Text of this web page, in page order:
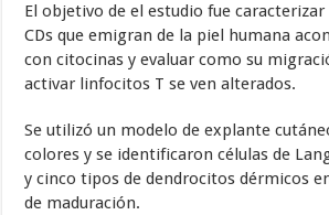
El objetivo de el estudio fue
CDs que emigran de la piel humana
con citocinas y evaluar como su
activar linfocitos T se ven alterados.
Se utilizó un modelo de explante
colores y se identificaron células de
y cinco tipos de dendrocitos dérmicos
de maduración.